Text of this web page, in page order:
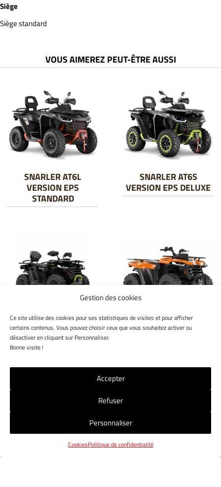
Gestion des cookies
Ce site utilise des cookies pour ses statistiques de visites et pour afficher
certains contenus. Vous pouvez choisir ceux que vous souhaitez activer ou
désactiver en cliquant sur Personnaliser.
Bonne visite !
Accepter
Refuser
Personnaliser
CookiesPolitique de confidentialité
Siège
Siège standard
VOUS AIMEREZ PEUT-ÊTRE AUSSI
SNARLER AT6L
VERSION EPS
STANDARD
SNARLER AT6S
VERSION EPS DELUXE
SNARLER AT5L
VERSION LUXE
SNARLER AT5S
© 2025 Jet7Group. Tous droits réservés